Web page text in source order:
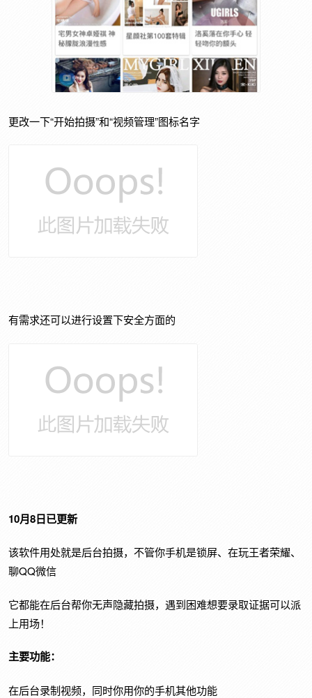
更改一下“开始拍摄”和“视频管理”图标名字
有需求还可以进行设置下安全方面的
10月8日已更新
该软件用处就是后台拍摄，不管你手机是锁屏、在玩王者荣耀、
聊QQ微信
它都能在后台帮你无声隐藏拍摄，遇到困难想要录取证据可以派
上用场！
主要功能：
在后台录制视频，同时你用你的手机其他功能